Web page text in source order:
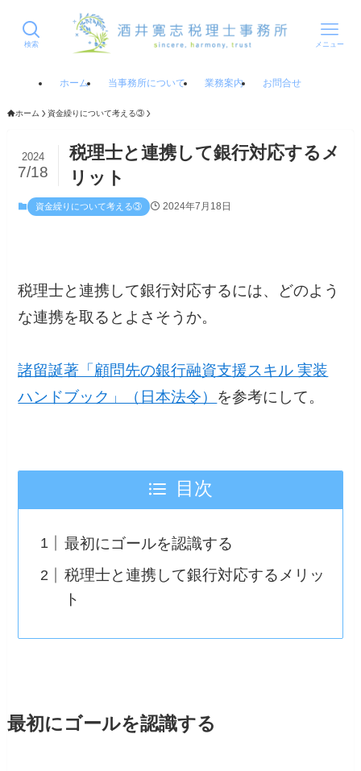
検索 メニュー
ホーム 当事務所について 業務案内 お問合せ
ホーム 資金繰りについて考える③
税理士と連携して銀行対応するメ
リット
2024
7/18
資金繰りについて考える③ 2024年7月18日
税理士と連携して銀行対応するには、どのよう
な連携を取るとよさそうか。
諸留誕著「顧問先の銀行融資支援スキル 実装
ハンドブック」（日本法令） を参考にして。
目次
最初にゴールを認識する
税理士と連携して銀行対応するメリッ
ト
最初にゴールを認識する